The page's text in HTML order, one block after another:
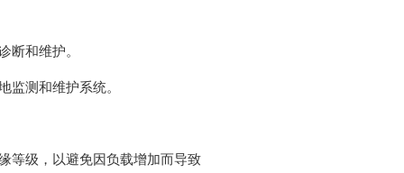
断和维护。
监测和维护系统。
等级，以避免因负载增加而导致